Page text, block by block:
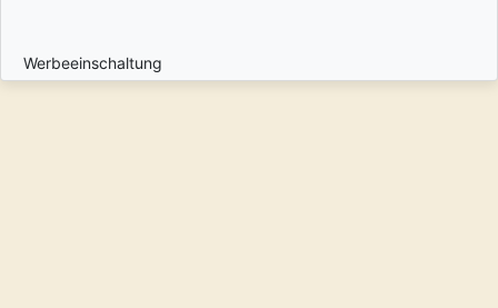
Werbeeinschaltung